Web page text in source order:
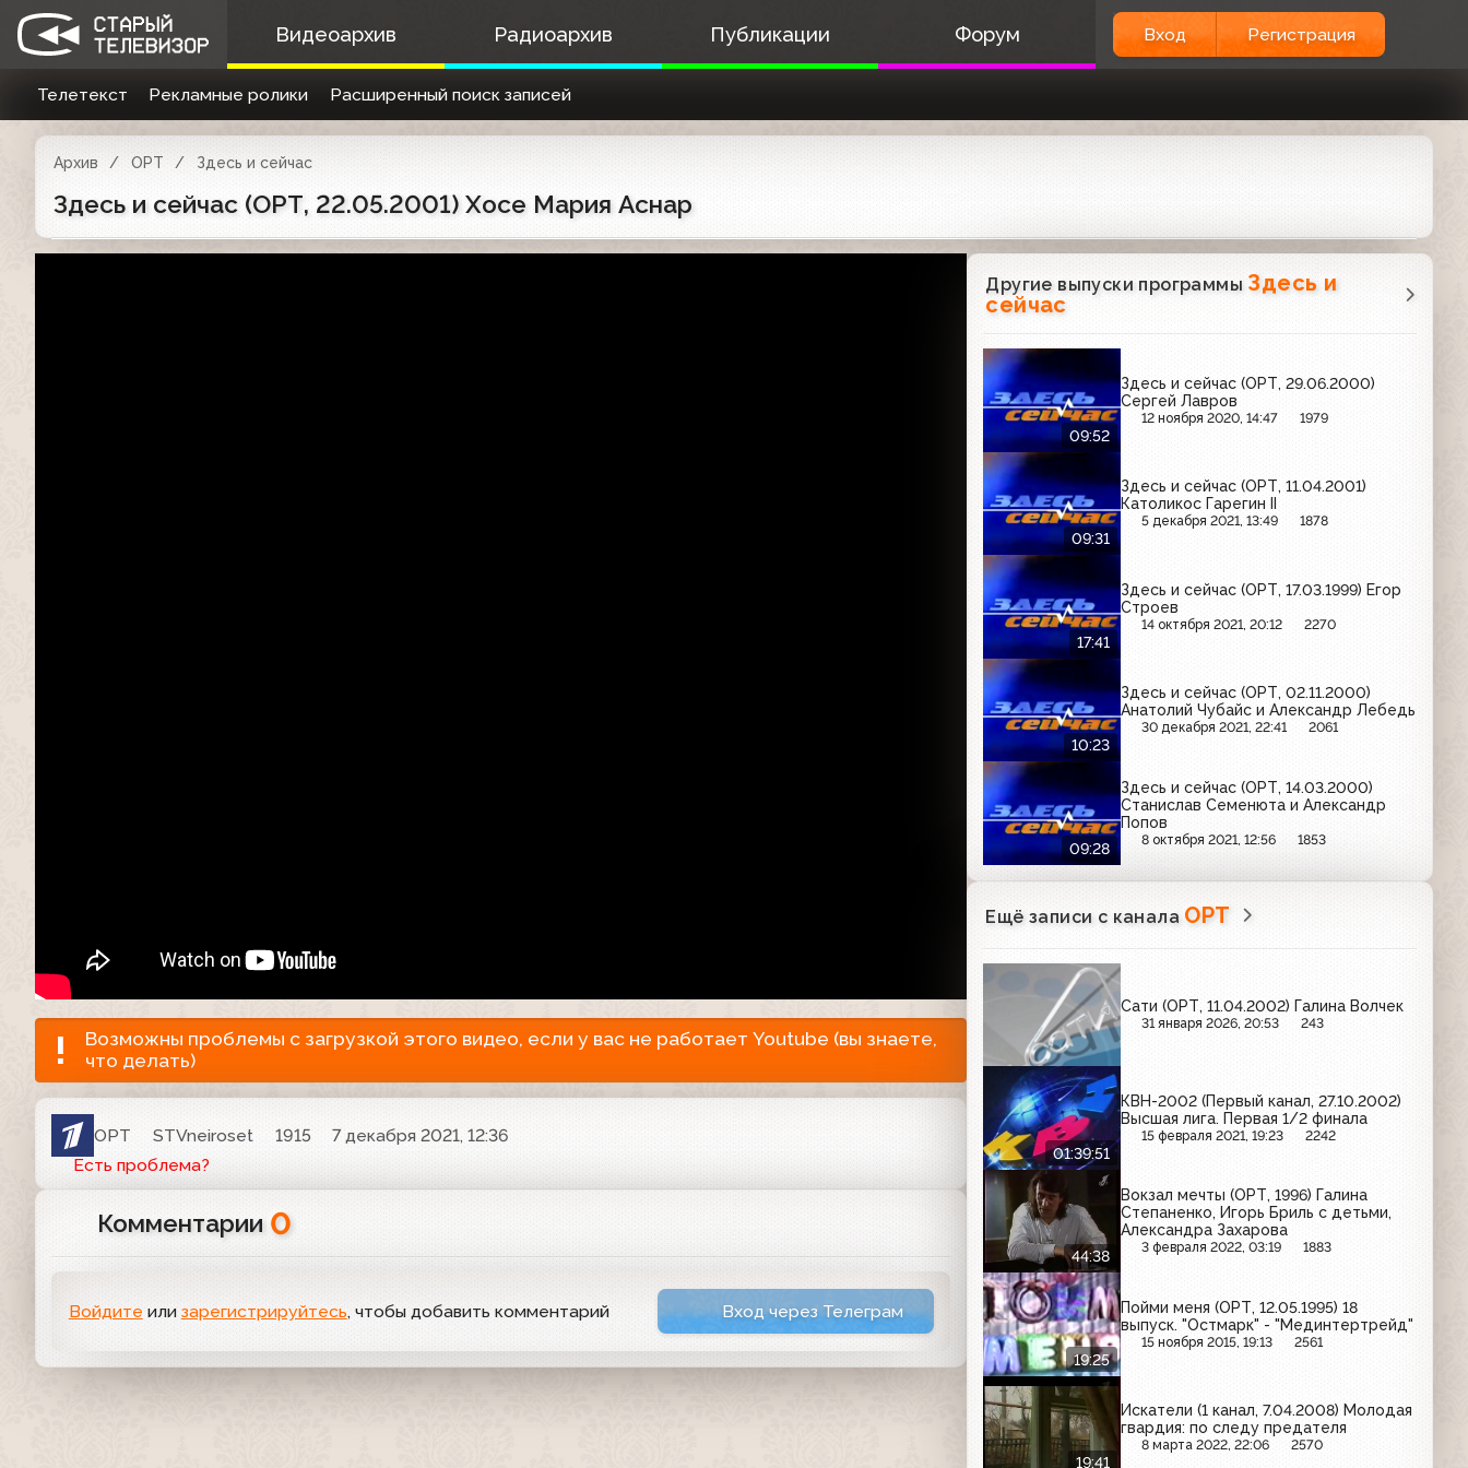
Видеоархив Радиоархив Публикации Форум Вход Регистрация
Телетекст Рекламные ролики Расширенный поиск записей
Архив ОРТ Здесь и сейчас
Здесь и сейчас (ОРТ, 22.05.2001) Хосе Мария Аснар
Возможны проблемы с загрузкой этого видео, если у вас не работает Youtube (вы знаете,
что делать)
ОРТ STVneiroset 1915
7 декабря 2021, 12:36
Есть проблема?
Комментарии 0
Войдите или зарегистрируйтесь, чтобы добавить комментарий Вход через Телеграм
Другие выпуски программы Здесь и
сейчас
09:52
Здесь и сейчас (ОРТ, 29.06.2000)
Сергей Лавров
12 ноября 2020, 14:47 1979
09:31
Здесь и сейчас (ОРТ, 11.04.2001)
Католикос Гарегин II
5 декабря 2021, 13:49 1878
17:41
Здесь и сейчас (ОРТ, 17.03.1999) Егор
Строев
14 октября 2021, 20:12 2270
10:23
Здесь и сейчас (ОРТ, 02.11.2000)
Анатолий Чубайс и Александр Лебедь
30 декабря 2021, 22:41 2061
09:28
Здесь и сейчас (ОРТ, 14.03.2000)
Станислав Семенюта и Александр
Попов
8 октября 2021, 12:56 1853
Ещё записи с канала ОРТ
Сати (ОРТ, 11.04.2002) Галина Волчек
31 января 2026, 20:53 243
01:39:51
КВН-2002 (Первый канал, 27.10.2002)
Высшая лига. Первая 1/2 финала
15 февраля 2021, 19:23 2242
44:38
Вокзал мечты (ОРТ, 1996) Галина
Степаненко, Игорь Бриль с детьми,
Александра Захарова
3 февраля 2022, 03:19 1883
19:25
Пойми меня (ОРТ, 12.05.1995) 18
выпуск. "Остмарк" - "Мединтертрейд"
15 ноября 2015, 19:13 2561
19:41
Искатели (1 канал, 7.04.2008) Молодая
гвардия: по следу предателя
8 марта 2022, 22:06 2570